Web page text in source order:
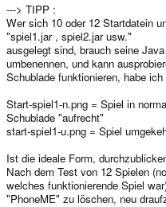
---> TIPP :
Wer sich 10 oder 12 Startdatein
"spiel1.jar , spiel2.jar usw."
ausgelegt sind, brauch seine
umbenennen, und kann
Schublade funktionieren, habe
Start-spiel1-n.png = Spiel in
Schublade "aufrecht"
start-spiel1-u.png = Spiel
Ist die ideale Form,
Nach dem Test von 12 Spielen
welches funktionierende Spiel
"PhoneME" zu löschen, neu